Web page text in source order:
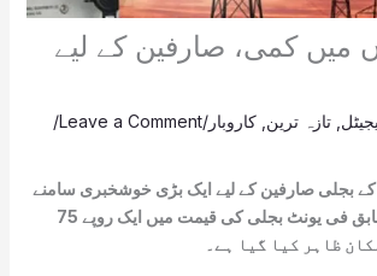
میں کمی، صارفین کے لیے
تازہ ترین کاروبار /
Leave a Comment
/
کے بجلی صارفین کے لیے ایک بڑی خوشخبری سامنے
آئی ہے، جس کے مطابق فی یونٹ بجلی کی قیمت میں ایک روپے 75
ظاہر کیا گیا ہے۔